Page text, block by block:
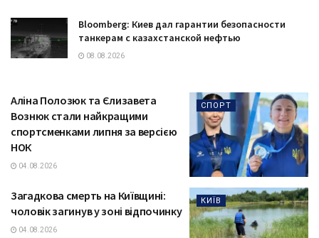
Bloomberg: Киев дал гарантии безопасности
танкерам с казахстанской нефтью
08.08.2026
СПОРТ
Аліна Полозюк та Єлизавета
Вознюк стали найкращими
спортсменками липня за версією
НОК
04.08.2026
КИЇВ
Загадкова смерть на Київщині:
чоловік загинув у зоні відпочинку
04.08.2026